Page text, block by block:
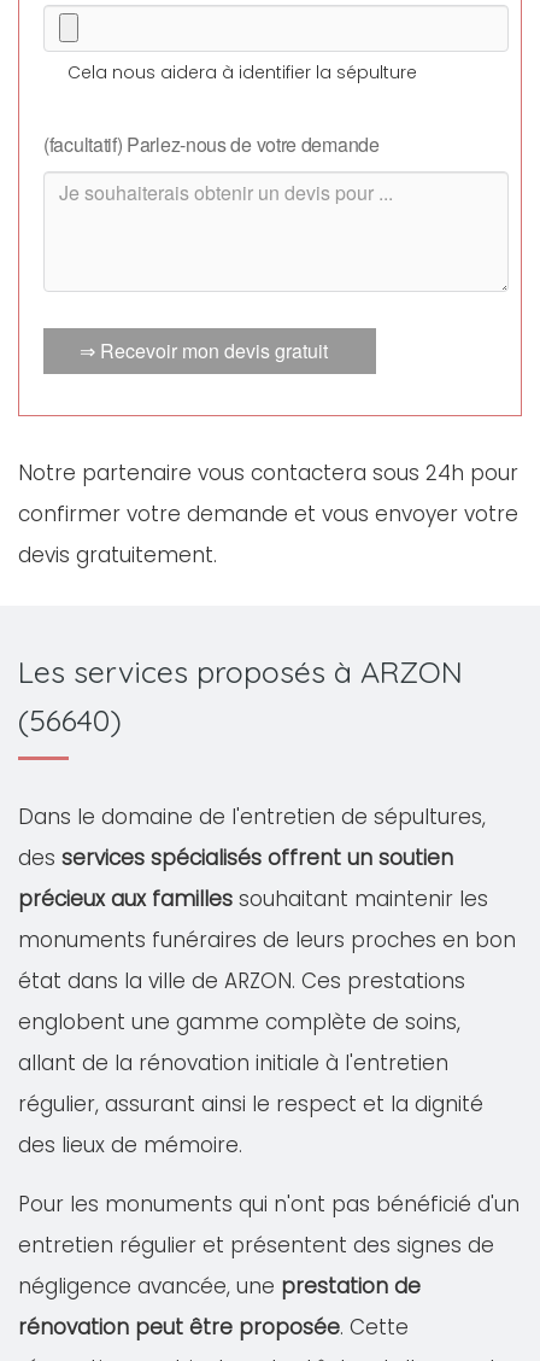
Cela nous aidera à identifier la sépulture
(facultatif) Parlez-nous de votre demande
⇒ Recevoir mon devis gratuit
Notre partenaire vous contactera sous 24h pour
confirmer votre demande et vous envoyer votre
devis gratuitement.
Les services proposés à ARZON
(56640)
Dans le domaine de l'entretien de sépultures,
des services spécialisés offrent un soutien
précieux aux familles souhaitant maintenir les
monuments funéraires de leurs proches en bon
état dans la ville de ARZON. Ces prestations
englobent une gamme complète de soins,
allant de la rénovation initiale à l'entretien
régulier, assurant ainsi le respect et la dignité
des lieux de mémoire.
Pour les monuments qui n'ont pas bénéficié d'un
entretien régulier et présentent des signes de
négligence avancée, une prestation de
rénovation peut être proposée. Cette